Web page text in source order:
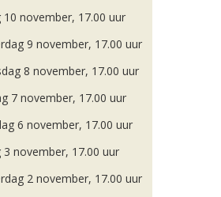
10 november, 17.00 uur
9 november, 17.00 uur
8 november, 17.00 uur
7 november, 17.00 uur
6 november, 17.00 uur
3 november, 17.00 uur
2 november, 17.00 uur